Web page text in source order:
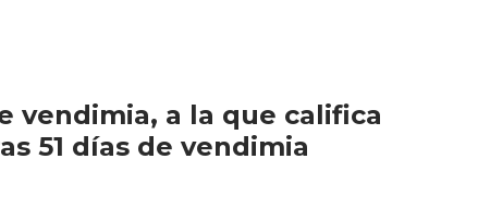
vendimia, a la que califica
51 días de vendimia